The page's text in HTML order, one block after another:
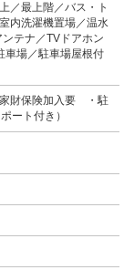
／最上階／バス・ト
内洗濯機置場／温水
テナ／TVドアホン
車場／駐車場屋根付
家財保険加入要 ・駐
ート付き）